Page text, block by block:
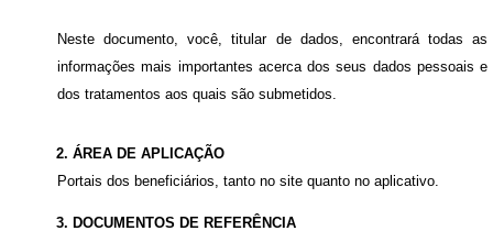
Neste documento, você, titular de dados, encontrará todas as
informações mais importantes acerca dos seus dados pessoais e
dos tratamentos aos quais são submetidos.
2. ÁREA DE APLICAÇÃO
Portais dos beneficiários, tanto no site quanto no aplicativo.
3. DOCUMENTOS DE REFERÊNCIA